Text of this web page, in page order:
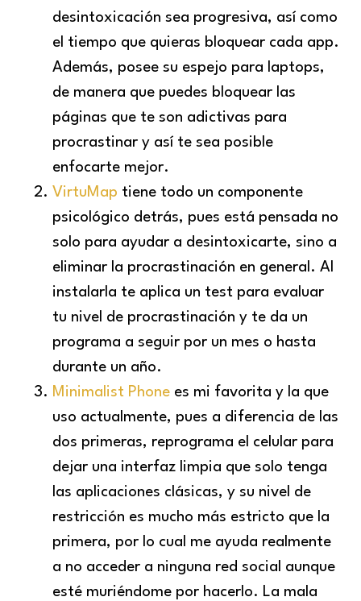
desintoxicación sea progresiva, así como
el tiempo que quieras bloquear cada app.
Además, posee su espejo para laptops,
de manera que puedes bloquear las
páginas que te son adictivas para
procrastinar y así te sea posible
enfocarte mejor.
VirtuMap tiene todo un componente
psicológico detrás, pues está pensada no
solo para ayudar a desintoxicarte, sino a
eliminar la procrastinación en general. Al
instalarla te aplica un test para evaluar
tu nivel de procrastinación y te da un
programa a seguir por un mes o hasta
durante un año.
Minimalist Phone es mi favorita y la que
uso actualmente, pues a diferencia de las
dos primeras, reprograma el celular para
dejar una interfaz limpia que solo tenga
las aplicaciones clásicas, y su nivel de
restricción es mucho más estricto que la
primera, por lo cual me ayuda realmente
a no acceder a ninguna red social aunque
esté muriéndome por hacerlo. La mala